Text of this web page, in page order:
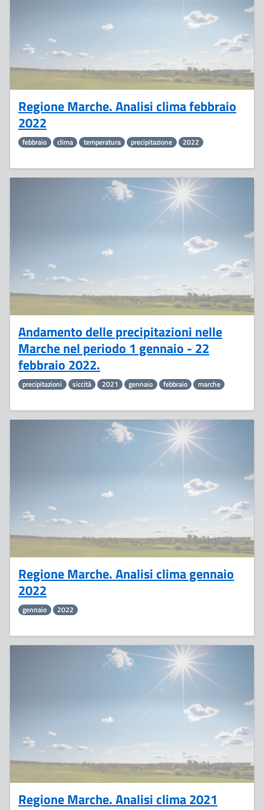
Regione Marche. Analisi clima febbraio
2022
febbraio clima temperatura precipitazione 2022
Andamento delle precipitazioni nelle
Marche nel periodo 1 gennaio - 22
febbraio 2022.
precipitazioni siccità 2021 gennaio febbraio marche
Regione Marche. Analisi clima gennaio
2022
gennaio 2022
Regione Marche. Analisi clima 2021